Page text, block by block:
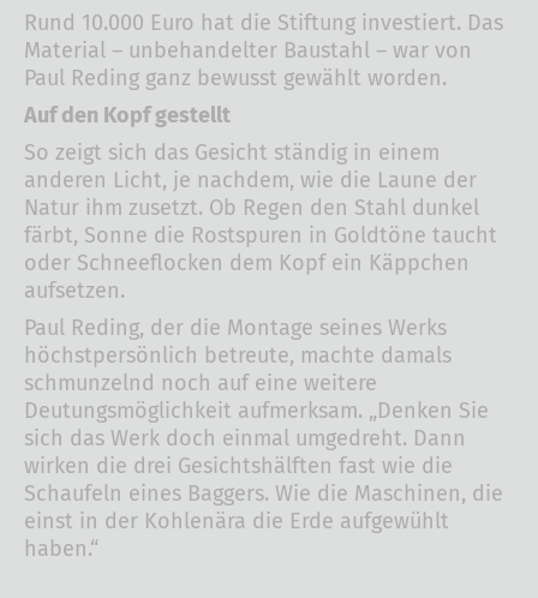
Rund 10.000 Euro hat die Stiftung investiert. Das
Material – unbehandelter Baustahl – war von
Paul Reding ganz bewusst gewählt worden.
Auf den Kopf gestellt
So zeigt sich das Gesicht ständig in einem
anderen Licht, je nachdem, wie die Laune der
Natur ihm zusetzt. Ob Regen den Stahl dunkel
färbt, Sonne die Rostspuren in Goldtöne taucht
oder Schneeflocken dem Kopf ein Käppchen
aufsetzen.
Paul Reding, der die Montage seines Werks
höchstpersönlich betreute, machte damals
schmunzelnd noch auf eine weitere
Deutungsmöglichkeit aufmerksam. „Denken Sie
sich das Werk doch einmal umgedreht. Dann
wirken die drei Gesichtshälften fast wie die
Schaufeln eines Baggers. Wie die Maschinen, die
einst in der Kohlenära die Erde aufgewühlt
haben.“